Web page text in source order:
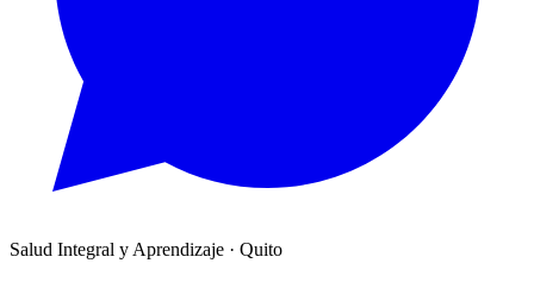
Salud Integral y Aprendizaje · Quito